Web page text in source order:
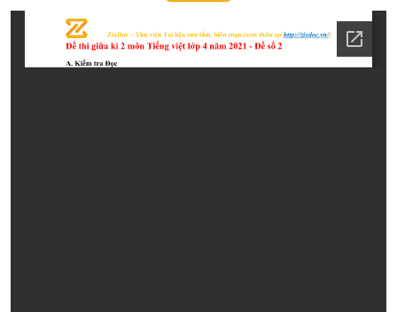
d
a
t